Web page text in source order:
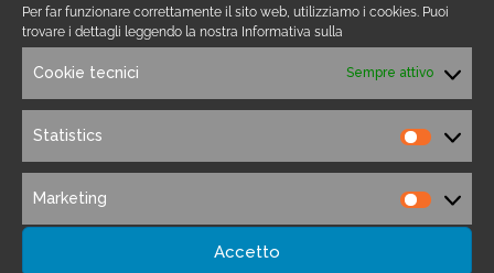
Per far funzionare correttamente il sito web, utilizziamo i cookies. Puoi
trovare i dettagli leggendo la nostra Informativa sulla
Cookie tecnici Sempre attivo
Statistics
Marketing
Accetto
Landing Page
OptimizePress è un software per la creazione di
Landing e Squeeze Page; da sottolineare i costi
decisamente contenuti ed una buona profondità